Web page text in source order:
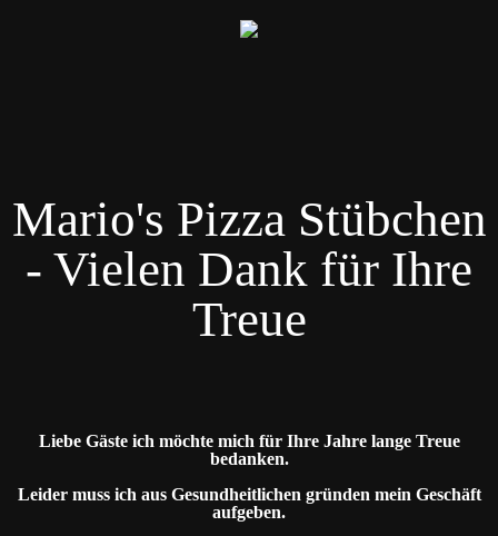
Mario's Pizza Stübchen
- Vielen Dank für Ihre
Treue
Liebe Gäste ich möchte mich für Ihre Jahre lange Treue
bedanken.
Leider muss ich aus Gesundheitlichen gründen mein Geschäft
aufgeben.